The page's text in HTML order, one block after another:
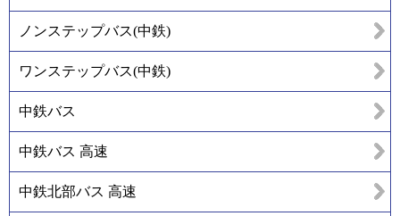
ノンステップバス(中鉄)
ワンステップバス(中鉄)
中鉄バス
中鉄バス 高速
中鉄北部バス 高速